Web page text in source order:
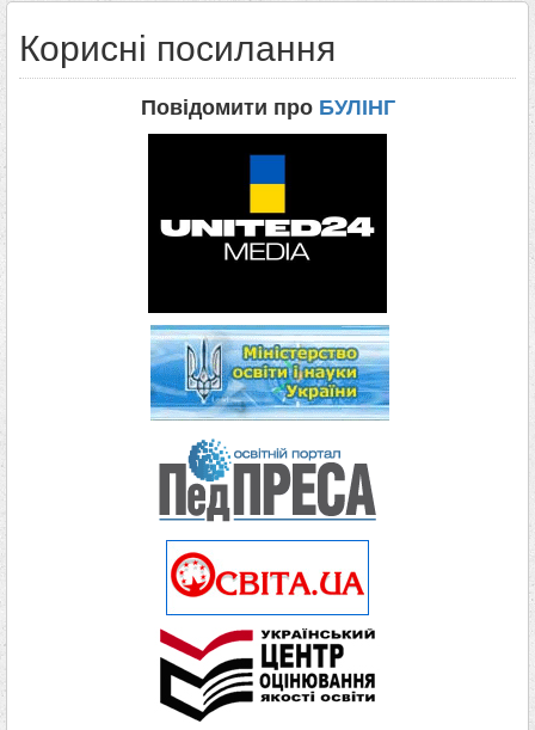
Корисні посилання
Повідомити про БУЛІНГ